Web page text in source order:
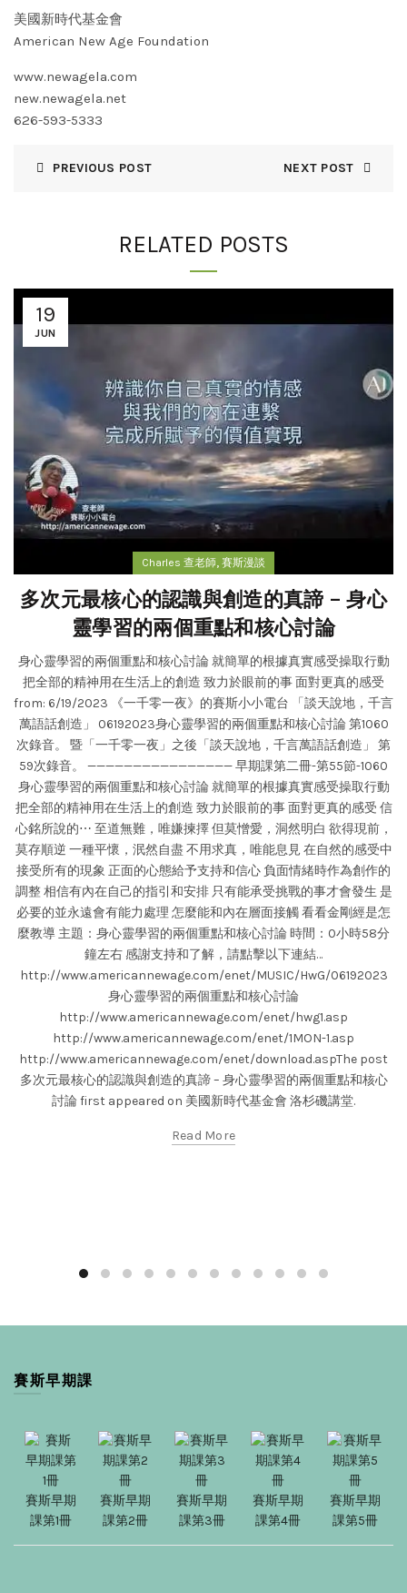
美國新時代基金會
American New Age Foundation
www.newagela.com
new.newagela.net
626-593-5333
PREVIOUS POST NEXT POST
RELATED POSTS
19
JUN
Charles 查老師, 賽斯漫談
多次元最核心的認識與創造的真諦 – 身心
靈學習的兩個重點和核心討論
身心靈學習的兩個重點和核心討論 就簡單的根據真實感受操取行動
把全部的精神用在生活上的創造 致力於眼前的事 面對更真的感受
from: 6/19/2023 《一千零一夜》的賽斯小小電台 「談天說地，千言
萬語話創造」 06192023身心靈學習的兩個重點和核心討論 第1060
次錄音。 暨「一千零一夜」之後「談天說地，千言萬語話創造」 第
59次錄音。 ———————————————— 早期課第二冊-第55節-1060
身心靈學習的兩個重點和核心討論 就簡單的根據真實感受操取行動
把全部的精神用在生活上的創造 致力於眼前的事 面對更真的感受 信
心銘所說的⋯ 至道無難，唯嫌揀擇 但莫憎愛，洞然明白 欲得現前，
莫存順逆 一種平懷，泯然自盡 不用求真，唯能息見 在自然的感受中
接受所有的現象 正面的心態給予支持和信心 負面情緒時作為創作的
調整 相信有內在自己的指引和安排 只有能承受挑戰的事才會發生 是
必要的並永遠會有能力處理 怎麼能和內在層面接觸 看看金剛經是怎
麼教導 主題：身心靈學習的兩個重點和核心討論 時間：0小時58分
鐘左右 感謝支持和了解，請點擊以下連結…
http://www.americannewage.com/enet/MUSIC/HwG/06192023
身心靈學習的兩個重點和核心討論
http://www.americannewage.com/enet/hwg1.asp
http://www.americannewage.com/enet/1MON-1.asp
http://www.americannewage.com/enet/download.aspThe post
多次元最核心的認識與創造的真諦 – 身心靈學習的兩個重點和核心
討論 first appeared on 美國新時代基金會 洛杉磯講堂.
Read More
賽斯早期課
賽斯早期
課第1冊
賽斯早期
課第2冊
賽斯早期
課第3冊
賽斯早期
課第4冊
賽斯早期
課第5冊